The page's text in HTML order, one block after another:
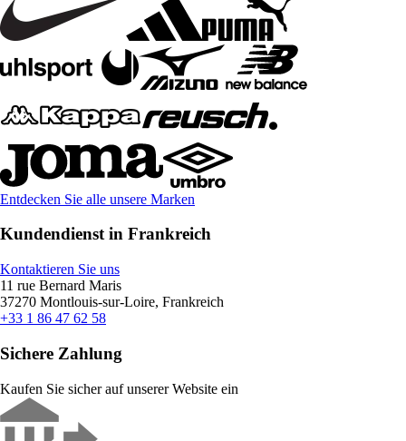
Entdecken Sie alle unsere Marken
Kundendienst in Frankreich
Kontaktieren Sie uns
11 rue Bernard Maris
37270 Montlouis-sur-Loire, Frankreich
+33 1 86 47 62 58
Sichere Zahlung
Kaufen Sie sicher auf unserer Website ein